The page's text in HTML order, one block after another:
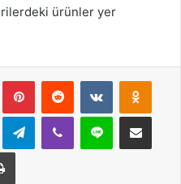
ürünler yer
PinterestReddit VKontakte
TelegramViber Line E-Posta ile
Yazdır